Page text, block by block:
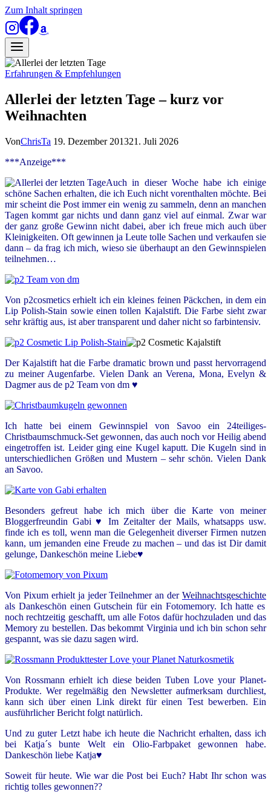
Zum Inhalt springen
Erfahrungen & Empfehlungen
Allerlei der letzten Tage – kurz vor
Weihnachten
VonChrisTa 19. Dezember 201321. Juli 2026
***Anzeige***
Auch in dieser Woche habe ich einige
schöne Sachen erhalten, die ich Euch nicht vorenthalten möchte. Bei
mir scheint die Post immer ein wenig zu sammeln, denn an manchen
Tagen kommt gar nichts und dann ganz viel auf einmal. Zwar war
der ganz große Gewinn nicht dabei, aber ich freue mich auch über
Kleinigkeiten. Oft gewinnen ja Leute tolle Sachen und verkaufen sie
dann – da frag ich mich, wieso sie überhaupt an den Gewinnspielen
teilnehmen…
Von p2cosmetics erhielt ich ein kleines feinen Päckchen, in dem ein
Lip Polish-Stain sowie einen tollen Kajalstift. Die Farbe sieht zwar
sehr kräftig aus, ist aber transparent und daher nicht so farbintensiv.
Der Kajalstift hat die Farbe dramatic brown und passt hervorragend
zu meiner Augenfarbe. Vielen Dank an Verena, Mona, Evelyn &
Dagmer aus de p2 Team von dm ♥
Ich hatte bei einem Gewinnspiel von Savoo ein 24teiliges-
Christbaumschmuck-Set gewonnen, das auch noch vor Heilig abend
eingetroffen ist. Leider ging eine Kugel kaputt. Die Kugeln sind in
unterschiedlichen Größen und Mustern – sehr schön. Vielen Dank
an Savoo.
Besonders gefreut habe ich mich über die Karte von meiner
Bloggerfreundin Gabi ♥ Im Zeitalter der Mails, whatsapps usw.
finde ich es toll, wenn man die Gelegenheit diverser Firmen nutzen
kann, um jemanden eine Freude zu machen – und das ist Dir damit
gelunge, Dankeschön meine Liebe♥
Von Pixum erhielt ja jeder Teilnehmer an der Weihnachtsgeschichte
als Dankeschön einen Gutschein für ein Fotomemory. Ich hatte es
noch rechtzeitig geschafft, um alle Fotos dafür hochzuladen und das
Memory zu bestellen. Das bekommt Virginia und ich bin schon sehr
gespannt, was sie dazu sagen wird.
Von Rossmann erhielt ich diese beiden Tuben Love your Planet-
Produkte. Wer regelmäßig den Newsletter aufmerksam durchliest,
kann sich über einen Link direkt für einen Test bewerben. Ein
ausführlicher Bericht folgt natürlich.
Und zu guter Letzt habe ich heute die Nachricht erhalten, dass ich
bei Katja´s bunte Welt ein Olio-Farbpaket gewonnen habe.
Dankeschön liebe Katja♥
Soweit für heute. Wie war die Post bei Euch? Habt Ihr schon was
richtig tolles gewonnen??